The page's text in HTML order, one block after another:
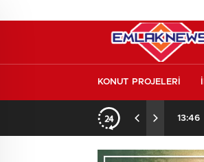
KONUT PROJELERİ
13:46